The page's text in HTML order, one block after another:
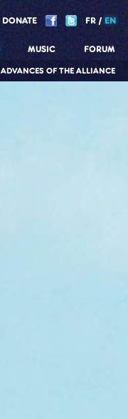
DONATE FR EN
ADVANCES OF THE ALLIANCE
MUSIC FORUM